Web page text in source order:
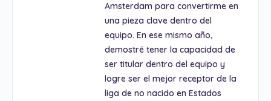
Amsterdam para convertirme en
una pieza clave dentro del
equipo. En ese mismo año,
demostré tener la capacidad de
ser titular dentro del equipo y
logre ser el mejor receptor de la
liga de no nacido en Estados